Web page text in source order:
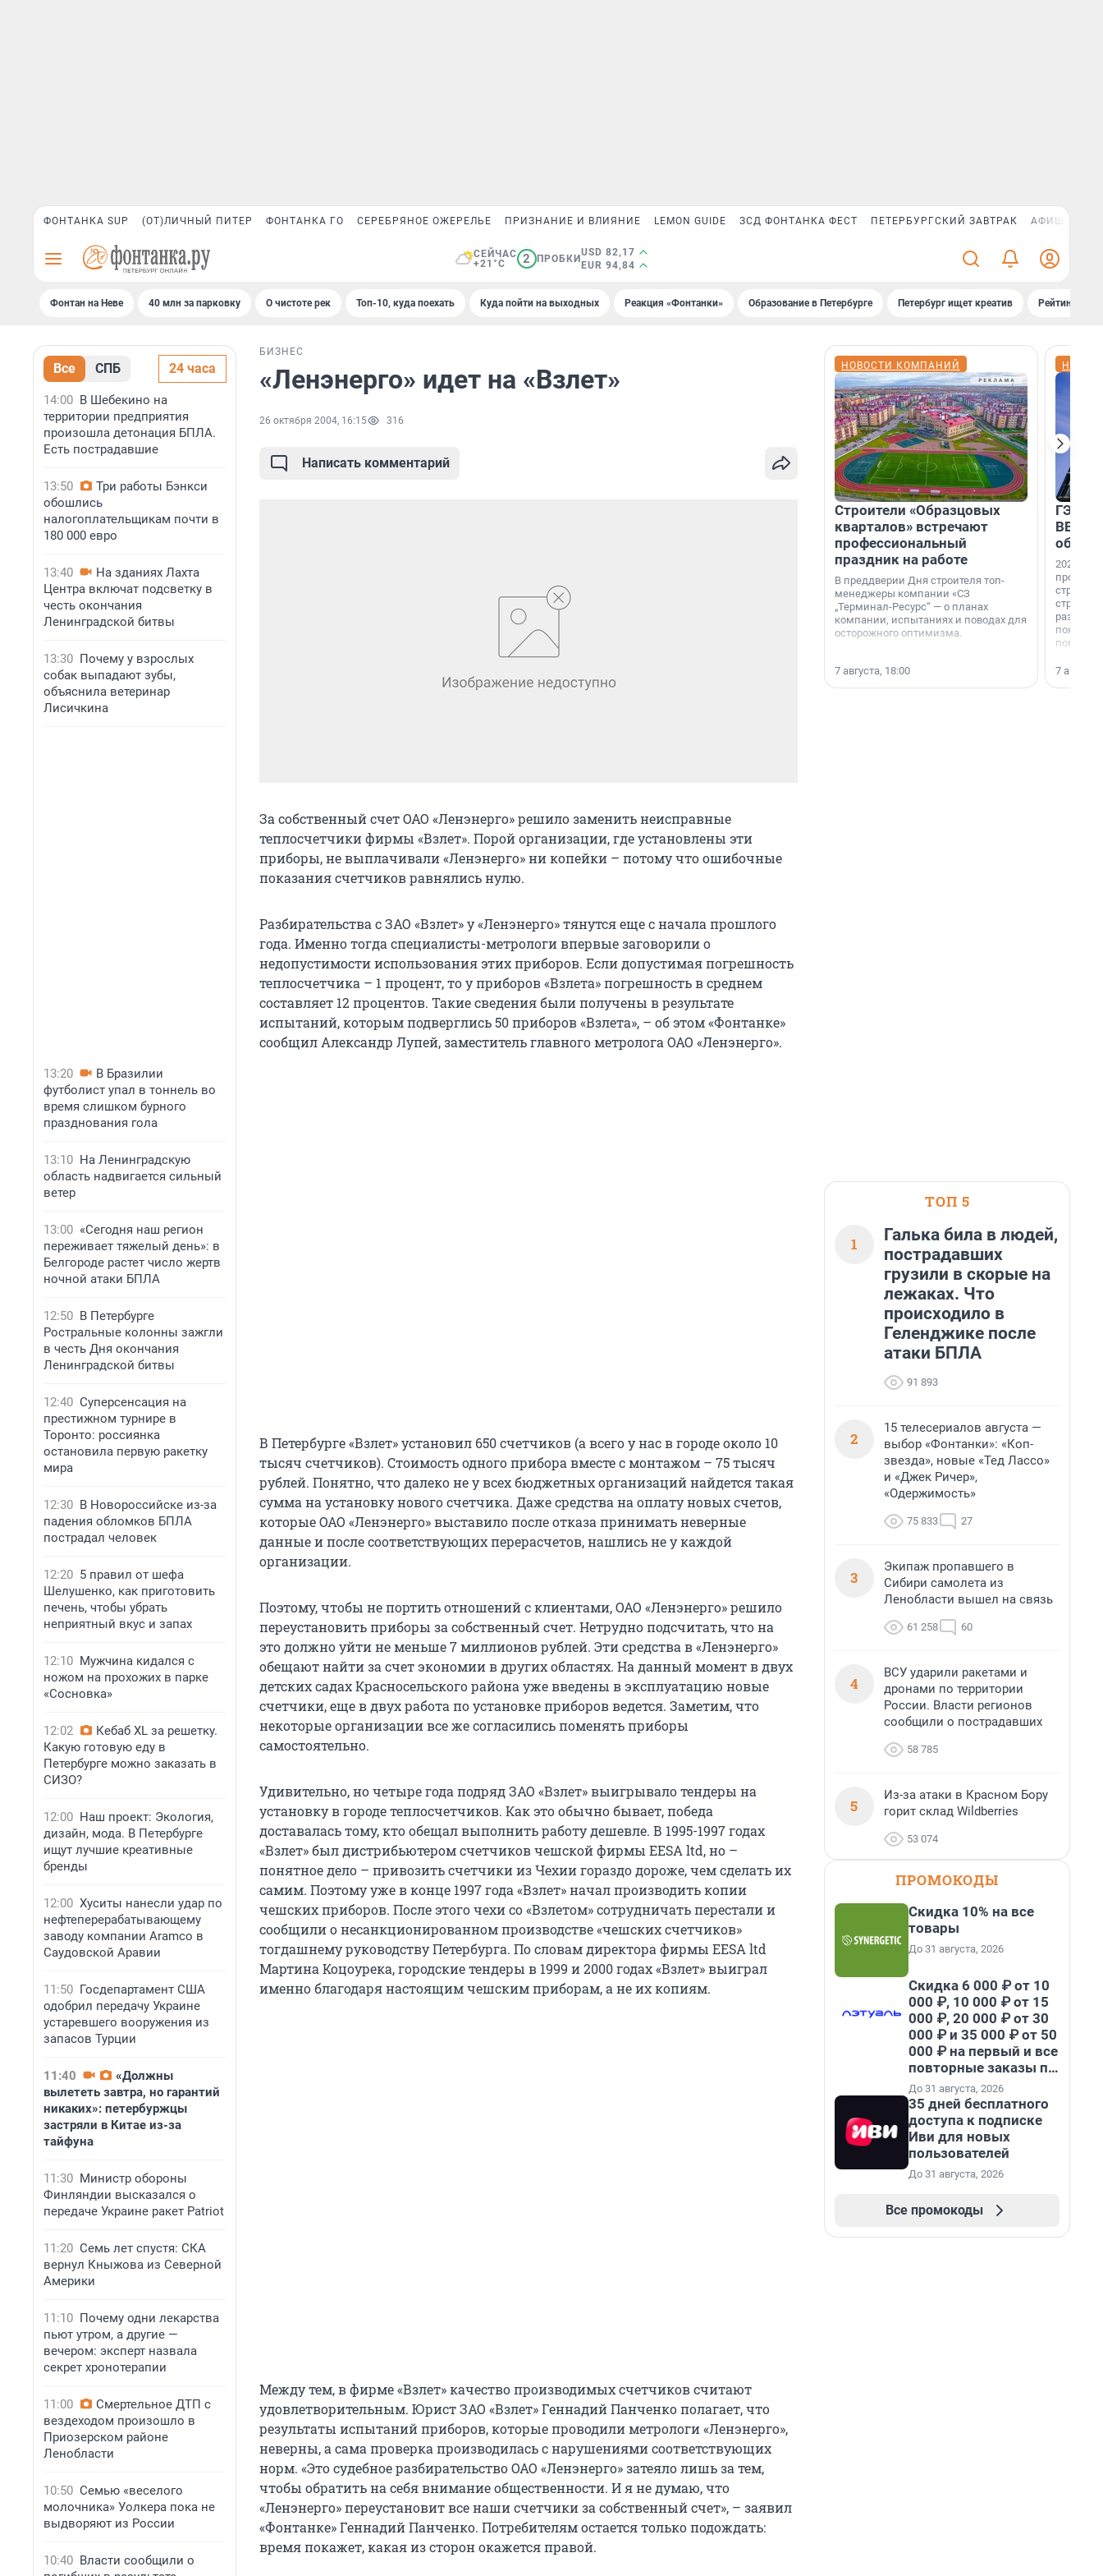
ФОНТАНКА SUP (ОТ)ЛИЧНЫЙ ПИТЕР ФОНТАНКА ГО СЕРЕБРЯНОЕ ОЖЕРЕЛЬЕ ПРИЗНАНИЕ И ВЛИЯНИЕ LEMON GUIDE ЗСД ФОНТАНКА ФЕСТ ПЕТЕРБУРГСКИЙ ЗАВТРАК АФИША PLUS
СЕЙЧАС
+21°C
2 ПРОБКИ
USD 82,17
EUR 94,84
Фонтан на Неве 40 млн за парковку О чистоте рек Топ-10, куда поехать Куда пойти на выходных Реакция «Фонтанки» Образование в Петербурге Петербург ищет креатив Рейтинги
Все СПБ 24 часа
14:00 В Шебекино на
территории предприятия
произошла детонация БПЛА.
Есть пострадавшие
13:50
Три работы Бэнкси
обошлись
налогоплательщикам почти в
180 000 евро
13:40
На зданиях Лахта
Центра включат подсветку в
честь окончания
Ленинградской битвы
13:30 Почему у взрослых
собак выпадают зубы,
объяснила ветеринар
Лисичкина
13:20
В Бразилии
футболист упал в тоннель во
время слишком бурного
празднования гола
13:10 На Ленинградскую
область надвигается сильный
ветер
13:00 «Сегодня наш регион
переживает тяжелый день»: в
Белгороде растет число жертв
ночной атаки БПЛА
12:50 В Петербурге
Ростральные колонны зажгли
в честь Дня окончания
Ленинградской битвы
12:40 Суперсенсация на
престижном турнире в
Торонто: россиянка
остановила первую ракетку
мира
12:30 В Новороссийске из-за
падения обломков БПЛА
пострадал человек
12:20 5 правил от шефа
Шелушенко, как приготовить
печень, чтобы убрать
неприятный вкус и запах
12:10 Мужчина кидался с
ножом на прохожих в парке
«Сосновка»
12:02
Кебаб XL за решетку.
Какую готовую еду в
Петербурге можно заказать в
СИЗО?
12:00 Наш проект: Экология,
дизайн, мода. В Петербурге
ищут лучшие креативные
бренды
12:00 Хуситы нанесли удар по
нефтеперерабатывающему
заводу компании Aramco в
Саудовской Аравии
11:50 Госдепартамент США
одобрил передачу Украине
устаревшего вооружения из
запасов Турции
11:40
«Должны
вылететь завтра, но гарантий
никаких»: петербуржцы
застряли в Китае из-за
тайфуна
11:30 Министр обороны
Финляндии высказался о
передаче Украине ракет Patriot
11:20 Семь лет спустя: СКА
вернул Кныжова из Северной
Америки
11:10 Почему одни лекарства
пьют утром, а другие —
вечером: эксперт назвала
секрет хронотерапии
11:00
Смертельное ДТП с
вездеходом произошло в
Приозерском районе
Ленобласти
10:50 Семью «веселого
молочника» Уолкера пока не
выдворяют из России
10:40 Власти сообщили о
БИЗНЕС
«Ленэнерго» идет на «Взлет»
26 октября 2004, 16:15 316
Написать комментарий
За собственный счет ОАО «Ленэнерго» решило заменить неисправные
теплосчетчики фирмы «Взлет». Порой организации, где установлены эти
приборы, не выплачивали «Ленэнерго» ни копейки – потому что ошибочные
показания счетчиков равнялись нулю.
Разбирательства с ЗАО «Взлет» у «Ленэнерго» тянутся еще с начала прошлого
года. Именно тогда специалисты-метрологи впервые заговорили о
недопустимости использования этих приборов. Если допустимая погрешность
теплосчетчика – 1 процент, то у приборов «Взлета» погрешность в среднем
составляет 12 процентов. Такие сведения были получены в результате
испытаний, которым подверглись 50 приборов «Взлета», – об этом «Фонтанке»
сообщил Александр Лупей, заместитель главного метролога ОАО «Ленэнерго».
В Петербурге «Взлет» установил 650 счетчиков (а всего у нас в городе около 10
тысяч счетчиков). Стоимость одного прибора вместе с монтажом – 75 тысяч
рублей. Понятно, что далеко не у всех бюджетных организаций найдется такая
сумма на установку нового счетчика. Даже средства на оплату новых счетов,
которые ОАО «Ленэнерго» выставило после отказа принимать неверные
данные и после соответствующих перерасчетов, нашлись не у каждой
организации.
Поэтому, чтобы не портить отношений с клиентами, ОАО «Ленэнерго» решило
переустановить приборы за собственный счет. Нетрудно подсчитать, что на
это должно уйти не меньше 7 миллионов рублей. Эти средства в «Ленэнерго»
обещают найти за счет экономии в других областях. На данный момент в двух
детских садах Красносельского района уже введены в эксплуатацию новые
счетчики, еще в двух работа по установке приборов ведется. Заметим, что
некоторые организации все же согласились поменять приборы
самостоятельно.
Удивительно, но четыре года подряд ЗАО «Взлет» выигрывало тендеры на
установку в городе теплосчетчиков. Как это обычно бывает, победа
доставалась тому, кто обещал выполнить работу дешевле. В 1995-1997 годах
«Взлет» был дистрибьютером счетчиков чешской фирмы EESA ltd, но –
понятное дело – привозить счетчики из Чехии гораздо дороже, чем сделать их
самим. Поэтому уже в конце 1997 года «Взлет» начал производить копии
чешских приборов. После этого чехи со «Взлетом» сотрудничать перестали и
сообщили о несанкционированном производстве «чешских счетчиков»
тогдашнему руководству Петербурга. По словам директора фирмы EESA ltd
Мартина Коцоурека, городские тендеры в 1999 и 2000 годах «Взлет» выиграл
именно благодаря настоящим чешским приборам, а не их копиям.
Между тем, в фирме «Взлет» качество производимых счетчиков считают
удовлетворительным. Юрист ЗАО «Взлет» Геннадий Панченко полагает, что
результаты испытаний приборов, которые проводили метрологи «Ленэнерго»,
неверны, а сама проверка производилась с нарушениями соответствующих
норм. «Это судебное разбирательство ОАО «Ленэнерго» затеяло лишь за тем,
чтобы обратить на себя внимание общественности. И я не думаю, что
«Ленэнерго» переустановит все наши счетчики за собственный счет», – заявил
«Фонтанке» Геннадий Панченко. Потребителям остается только подождать:
время покажет, какая из сторон окажется правой.
НОВОСТИ КОМПАНИЙ
Строители «Образцовых
кварталов» встречают
профессиональный
праздник на работе
В преддверии Дня строителя топ-
менеджеры компании «СЗ
„Терминал-Ресурс“ — о планах
компании, испытаниях и поводах для
осторожного оптимизма.
7 августа, 18:00
ГЭС,
ВВП: в
об
2026-й —
раз. В
7
ТОП 5
1
Галька била в людей,
пострадавших
грузили в скорые на
лежаках. Что
происходило в
Геленджике после
атаки БПЛА
91 893
2
15 телесериалов августа —
выбор «Фонтанки»: «Коп-
звезда», новые «Тед Лассо»
и «Джек Ричер»,
«Одержимость»
75 833 27
3
Экипаж пропавшего в
Сибири самолета из
Ленобласти вышел на связь
61 258 60
4
ВСУ ударили ракетами и
дронами по территории
России. Власти регионов
сообщили о пострадавших
58 785
5
Из-за атаки в Красном Бору
горит склад Wildberries
53 074
ПРОМОКОДЫ
Скидка 10% на все
товары
До 31 августа, 2026
Скидка 6 000 ₽ от 10
000 ₽, 10 000 ₽ от 15
000 ₽, 20 000 ₽ от 30
000 ₽ и 35 000 ₽ от 50
000 ₽ на первый и все
повторные заказы по
промокоду НАБЕРИ
До 31 августа, 2026
35 дней бесплатного
доступа к подписке
Иви для новых
пользователей
До 31 августа, 2026
Все промокоды